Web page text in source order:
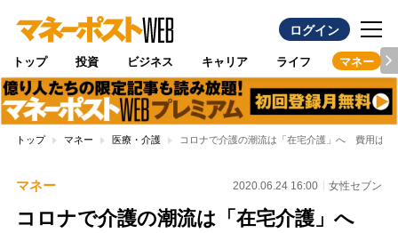
ログイン
トップ 投資 ビジネス キャリア ライフ マネー
トップ マネー 医療・介護 コロナで介護の潮流は「在宅介護」へ 費用は施
マネー 2020.06.24 16:00 女性セブン
コロナで介護の潮流は「在宅介護」へ